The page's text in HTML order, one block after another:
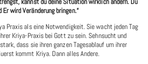
wird Veränderung bringen.“
Praxis als eine Notwendigkeit. Sie wacht jeden Tag
Kriya-Praxis bei Gott zu sein. Sehnsucht und
dass sie ihren ganzen Tagesablauf um ihrer
kommt Kriya. Dann alles Andere.